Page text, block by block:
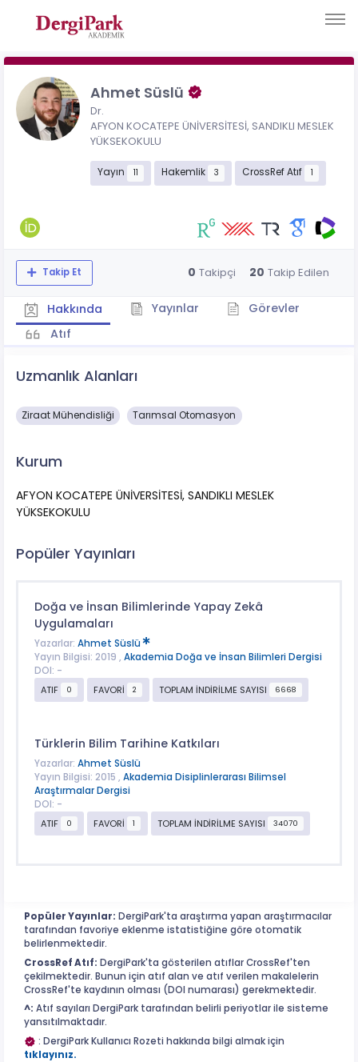
Ahmet Süslü
Dr.
AFYON KOCATEPE ÜNİVERSİTESİ, SANDIKLI MESLEK
YÜKSEKOKULU
Yayın 11 Hakemlik 3 CrossRef Atıf 1
Takip Et 0 Takipçi 20 Takip Edilen
Hakkında Yayınlar
Görevler
Atıf
Uzmanlık Alanları
Ziraat Mühendisliği Tarımsal Otomasyon
Kurum
AFYON KOCATEPE ÜNİVERSİTESİ, SANDIKLI MESLEK
YÜKSEKOKULU
Popüler Yayınları
Doğa ve İnsan Bilimlerinde Yapay Zekâ
Uygulamaları
Yazarlar: Ahmet Süslü
Yayın Bilgisi: 2019 , Akademia Doğa ve İnsan Bilimleri Dergisi
DOI: -
ATIF
0 FAVORİ 2 TOPLAM İNDİRİLME SAYISI 6668
Türklerin Bilim Tarihine Katkıları
Yazarlar: Ahmet Süslü
Yayın Bilgisi: 2015 , Akademia Disiplinlerarası Bilimsel
Araştırmalar Dergisi
DOI: -
ATIF
0 FAVORİ 1 TOPLAM İNDİRİLME SAYISI 34070
Popüler Yayınlar: DergiPark'ta araştırma yapan araştırmacılar
tarafından favoriye eklenme istatistiğine göre otomatik
belirlenmektedir.
CrossRef Atıf: DergiPark'ta gösterilen atıflar CrossRef'ten
çekilmektedir. Bunun için atıf alan ve atıf verilen makalelerin
CrossRef'te kaydının olması (DOI numarası) gerekmektedir.
^: Atıf sayıları DergiPark tarafından belirli periyotlar ile sisteme
yansıtılmaktadır.
: DergiPark Kullanıcı Rozeti hakkında bilgi almak için
tıklayınız.